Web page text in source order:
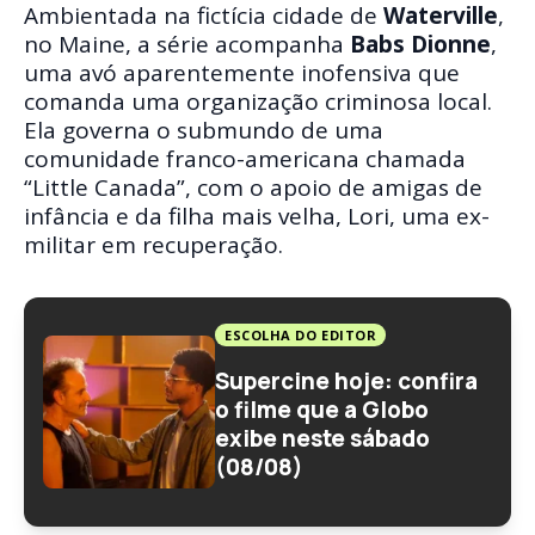
Ambientada na fictícia cidade de Waterville,
no Maine, a série acompanha Babs Dionne,
uma avó aparentemente inofensiva que
comanda uma organização criminosa local.
Ela governa o submundo de uma
comunidade franco-americana chamada
“Little Canada”, com o apoio de amigas de
infância e da filha mais velha, Lori, uma ex-
militar em recuperação.
ESCOLHA DO EDITOR
Supercine hoje: confira
o filme que a Globo
exibe neste sábado
(08/08)